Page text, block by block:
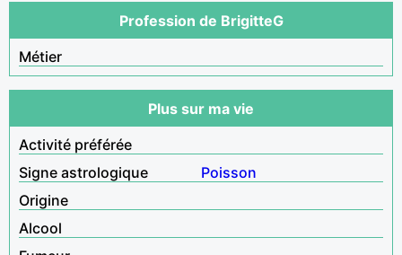
Profession de BrigitteG
Métier
Plus sur ma vie
Activité préférée
Signe astrologique
Poisson
Origine
Alcool